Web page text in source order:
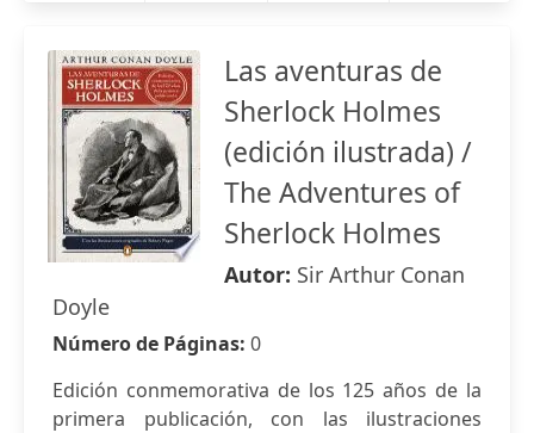
Las aventuras de
Sherlock Holmes
(edición ilustrada) /
The Adventures of
Sherlock Holmes
Autor: Sir Arthur Conan
Doyle
Número de Páginas: 0
Edición conmemorativa de los 125 años de la
primera publicación, con las ilustraciones